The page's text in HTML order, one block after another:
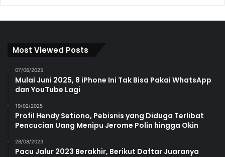
Most Viewed Posts
07/06/2025
Mulai Juni 2025, 8 iPhone Ini Tak Bisa Pakai WhatsApp
dan YouTube Lagi
19/02/2025
Profil Hendy Setiono, Pebisnis yang Diduga Terlibat
Pencucian Uang Menipu Jerome Polin hingga Okin
28/08/2023
Pacu Jalur 2023 Berakhir, Berikut Daftar Juaranya